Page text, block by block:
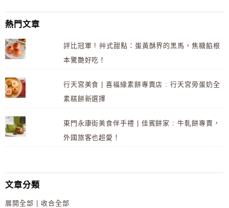
熱門文章
評比冠軍 ! 艸式甜點：蛋黃酥界的黑馬，焦糖餡根
本驚艷好吃！
行天宮美食 | 喜福緣素餅專賣店 : 行天宮旁蛋奶全
素糕餅新選擇
東門永康街美食伴手禮 | 佳賓餅家 : 牛軋餅專賣，
外國旅客也超愛！
文章分類
展開全部
收合全部